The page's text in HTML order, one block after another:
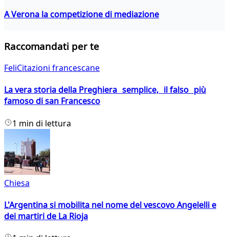
A Verona la competizione di mediazione
Raccomandati per te
FeliCitazioni francescane
La vera storia della Preghiera semplice, il falso più
famoso di san Francesco
1 min di lettura
Chiesa
L'Argentina si mobilita nel nome del vescovo Angelelli e
dei martiri de La Rioja